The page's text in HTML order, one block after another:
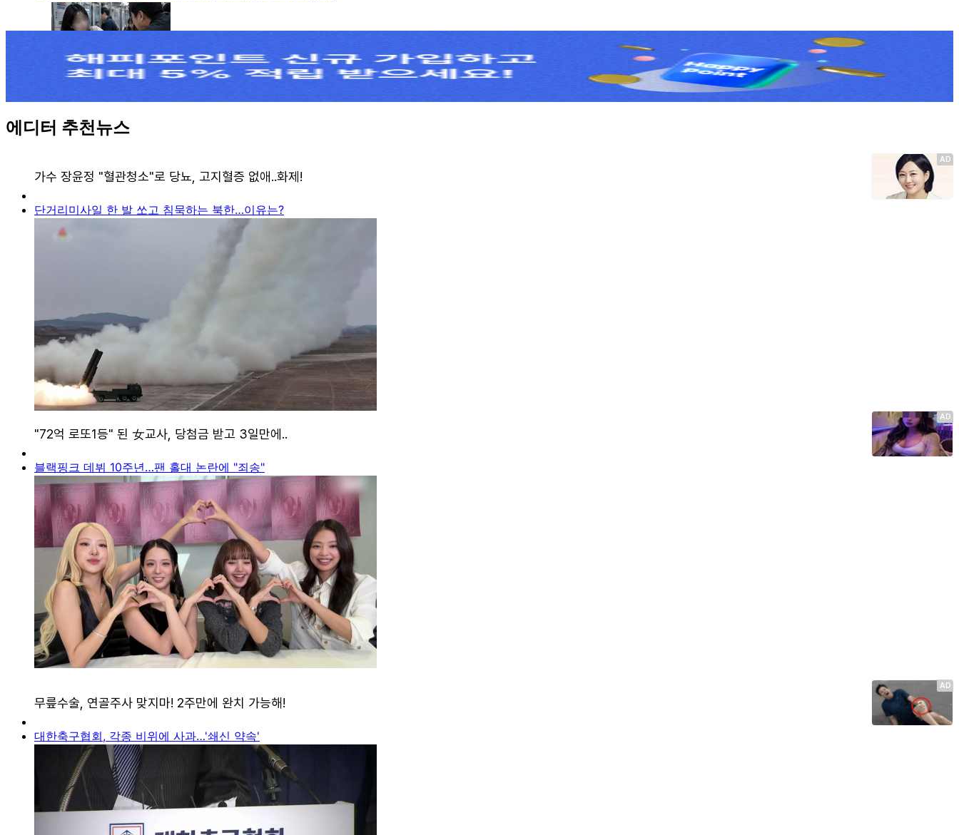
에디터 추천뉴스
단거리미사일 한 발 쏘고 침묵하는 북한…이유는?
블랙핑크 데뷔 10주년…팬 홀대 논란에 "죄송"
대한축구협회, 각종 비위에 사과…'쇄신 약속'